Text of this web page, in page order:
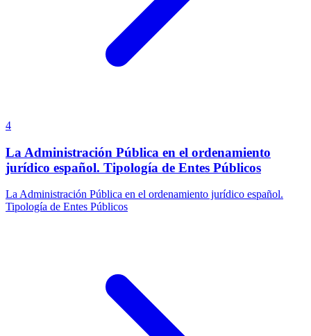
4
La Administración Pública en el ordenamiento
jurídico español. Tipología de Entes Públicos
La Administración Pública en el ordenamiento jurídico español.
Tipología de Entes Públicos